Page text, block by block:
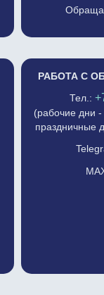
РАБОТА С
Тел.:
(рабочие дни
праздничные